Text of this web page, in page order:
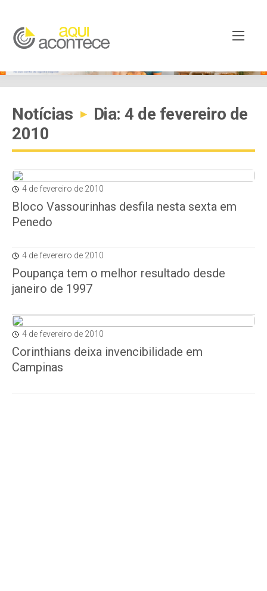
Notícias ▸
Dia: 4 de fevereiro de
2010
4 de fevereiro de 2010
Bloco Vassourinhas desfila nesta sexta em
Penedo
4 de fevereiro de 2010
Poupança tem o melhor resultado desde
janeiro de 1997
4 de fevereiro de 2010
Corinthians deixa invencibilidade em
Campinas